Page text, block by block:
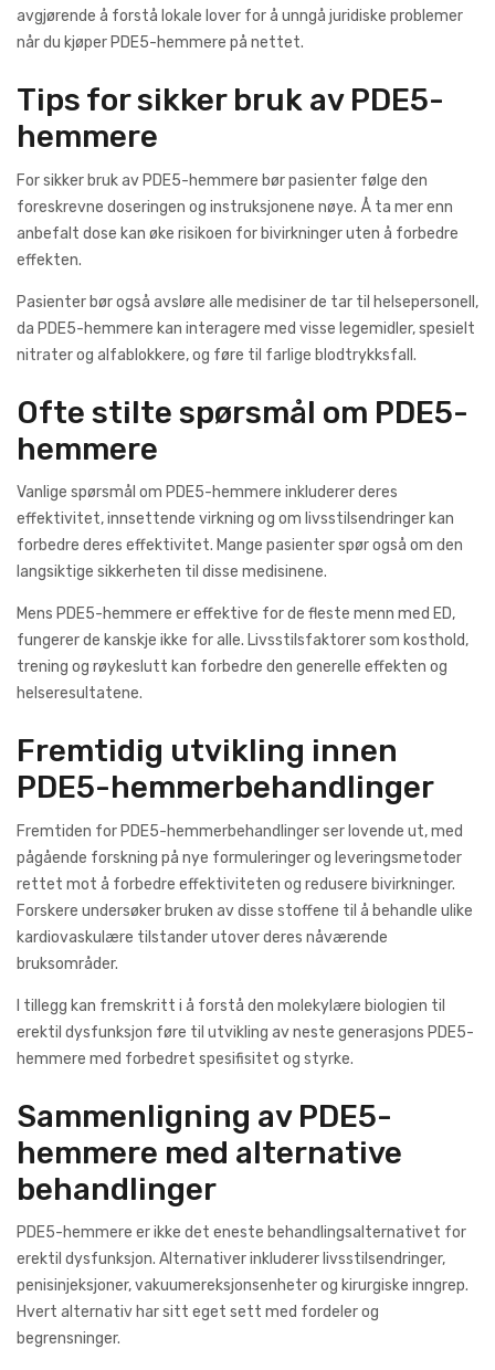
avgjørende å forstå lokale lover for å unngå juridiske problemer
når du kjøper PDE5-hemmere på nettet.
Tips for sikker bruk av PDE5-
hemmere
For sikker bruk av PDE5-hemmere bør pasienter følge den
foreskrevne doseringen og instruksjonene nøye. Å ta mer enn
anbefalt dose kan øke risikoen for bivirkninger uten å forbedre
effekten.
Pasienter bør også avsløre alle medisiner de tar til helsepersonell,
da PDE5-hemmere kan interagere med visse legemidler, spesielt
nitrater og alfablokkere, og føre til farlige blodtrykksfall.
Ofte stilte spørsmål om PDE5-
hemmere
Vanlige spørsmål om PDE5-hemmere inkluderer deres
effektivitet, innsettende virkning og om livsstilsendringer kan
forbedre deres effektivitet. Mange pasienter spør også om den
langsiktige sikkerheten til disse medisinene.
Mens PDE5-hemmere er effektive for de fleste menn med ED,
fungerer de kanskje ikke for alle. Livsstilsfaktorer som kosthold,
trening og røykeslutt kan forbedre den generelle effekten og
helseresultatene.
Fremtidig utvikling innen
PDE5-hemmerbehandlinger
Fremtiden for PDE5-hemmerbehandlinger ser lovende ut, med
pågående forskning på nye formuleringer og leveringsmetoder
rettet mot å forbedre effektiviteten og redusere bivirkninger.
Forskere undersøker bruken av disse stoffene til å behandle ulike
kardiovaskulære tilstander utover deres nåværende
bruksområder.
I tillegg kan fremskritt i å forstå den molekylære biologien til
erektil dysfunksjon føre til utvikling av neste generasjons PDE5-
hemmere med forbedret spesifisitet og styrke.
Sammenligning av PDE5-
hemmere med alternative
behandlinger
PDE5-hemmere er ikke det eneste behandlingsalternativet for
erektil dysfunksjon. Alternativer inkluderer livsstilsendringer,
penisinjeksjoner, vakuumereksjonsenheter og kirurgiske inngrep.
Hvert alternativ har sitt eget sett med fordeler og
begrensninger.